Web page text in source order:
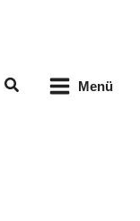
Suchen Menü